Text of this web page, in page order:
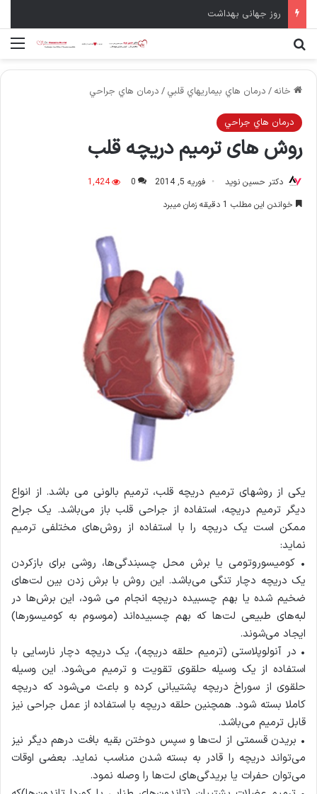
روز جهانی بهداشت
خانه / درمان هاي بيماريهاي قلبي / درمان هاي جراحي
درمان هاي جراحي
روش های ترمیم دریچه قلب
دکتر حسین نوید فوریه 5, 2014 0
1,424
خواندن این مطلب 1 دقیقه زمان میبرد
یکی از روشهای ترمیم دریچه قلب، ترمیم بالونی می باشد. از انواع
دیگر ترمیم دریچه، استفاده از جراحی قلب باز می‌باشد. یک جراح
ممکن است یک دریچه را با استفاده از روش‌های مختلفی ترمیم
نماید:
• کومیسوروتومی یا برش محل چسبندگی‌ها، روشی برای بازکردن
یک دریچه دچار تنگی می‌باشد. این روش با برش زدن بین لت‌های
ضخیم شده یا بهم چسبیده دریچه انجام می شود، این برش‌ها در
لبه‌های طبیعی لت‌ها که بهم چسبیده‌اند (موسوم به کومیسورها)
ایجاد می‌شوند.
• در آنولوپلاستی (ترمیم حلقه دریچه)، یک دریچه دچار نارسایی با
استفاده از یک وسیله حلقوی تقویت و ترمیم می‌شود. این وسیله
حلقوی از سوراخ دریچه پشتیبانی کرده و باعث می‌شود که دریچه
کاملا بسته شود. همچنین حلقه دریچه با استفاده از عمل جراحی نیز
قابل ترمیم می‌باشد.
• بریدن قسمتی از لت‌ها و سپس دوختن بقیه بافت درهم دیگر نیز
می‌تواند دریچه را قادر به بسته شدن مناسب نماید. بعضی اوقات
می‌توان حفرات یا بریدگی‌های لت‌ها را وصله نمود.